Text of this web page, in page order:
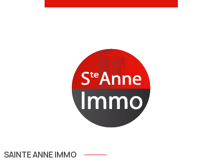
SAINTE ANNE IMMO